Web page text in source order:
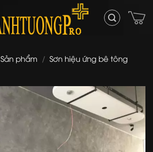
Sản phẩm / Sơn hiệu ứng bê tông